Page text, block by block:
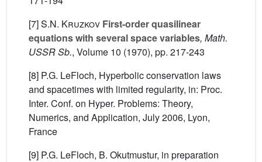
[7]S.N. Kruzkov First-order quasilinear
equations with several space variables, Math.
USSR Sb., Volume 10 (1970), pp. 217-243
[8] P.G. LeFloch, Hyperbolic conservation laws
and spacetimes with limited regularity, in: Proc.
Inter. Conf. on Hyper. Problems: Theory,
Numerics, and Application, July 2006, Lyon,
France
[9] P.G. LeFloch, B. Okutmustur, in preparation